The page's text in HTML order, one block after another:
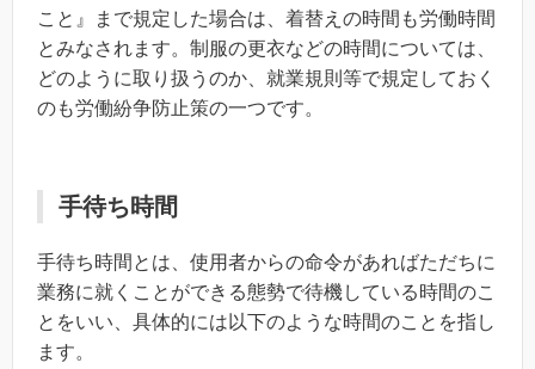
こと』まで規定した場合は、着替えの時間も労働時間
とみなされます。制服の更衣などの時間については、
どのように取り扱うのか、就業規則等で規定しておく
のも労働紛争防止策の一つです。
手待ち時間
手待ち時間とは、使用者からの命令があればただちに
業務に就くことができる態勢で待機している時間のこ
とをいい、具体的には以下のような時間のことを指し
ます。